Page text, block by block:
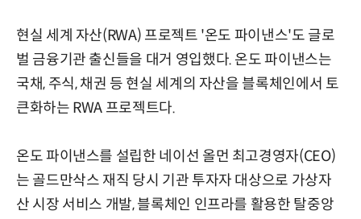
현실 세계 자산(RWA) 프로젝트 '온도 파이낸스'도 글로
벌 금융기관 출신들을 대거 영입했다. 온도 파이낸스는
국채, 주식, 채권 등 현실 세계의 자산을 블록체인에서 토
큰화하는 RWA 프로젝트다.
온도 파이낸스를 설립한 네이선 올먼 최고경영자(CEO)
는 골드만삭스 재직 당시 기관 투자자 대상으로 가상자
산 시장 서비스 개발, 블록체인 인프라를 활용한 탈중앙